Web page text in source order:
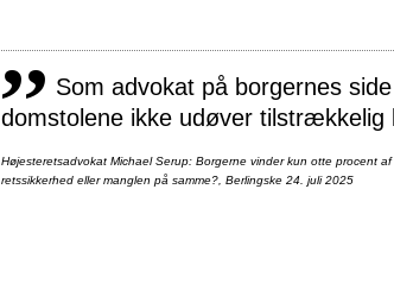
,, Som advokat på borgernes
domstolene ikke udøver tilstrækkelig
Højesteretsadvokat Michael Serup: Borgerne vinder kun otte procent
retssikkerhed eller manglen på samme?, Berlingske 24. juli 2025